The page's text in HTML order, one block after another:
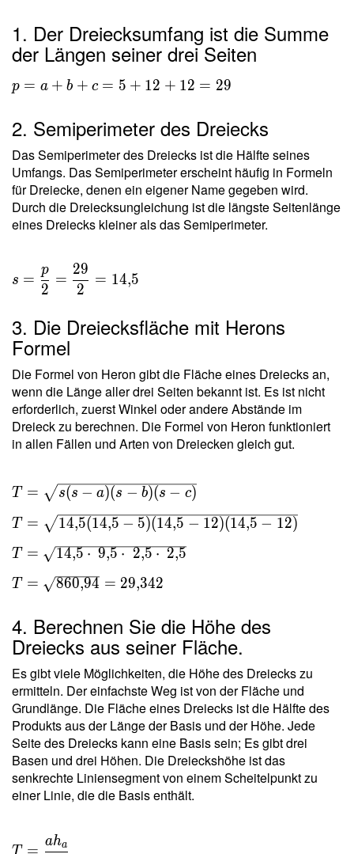
1. Der Dreiecksumfang ist die Summe
der Längen seiner drei Seiten
p = a + b + c = 5 + 12 + 12 = 29
2. Semiperimeter des Dreiecks
Das Semiperimeter des Dreiecks ist die Hälfte seines
Umfangs. Das Semiperimeter erscheint häufig in Formeln
für Dreiecke, denen ein eigener Name gegeben wird.
Durch die Dreiecksungleichung ist die längste Seitenlänge
eines Dreiecks kleiner als das Semiperimeter.
\dfrac{
} =
\dfrac{
} =
14{,}5
s =
2
p
=
2
29
= 14,5
3. Die Dreiecksfläche mit Herons
Formel
Die Formel von Heron gibt die Fläche eines Dreiecks an,
wenn die Länge aller drei Seiten bekannt ist. Es ist nicht
erforderlich, zuerst Winkel oder andere Abstände im
Dreieck zu berechnen. Die Formel von Heron funktioniert
in allen Fällen und Arten von Dreiecken gleich gut.
T = \sqrt{ s(s-
\\ T = \sqrt{
14{,}5(14{,}5-
5)(14{,}5-12)
(14{,}5-12) }
\sqrt{ 14{,}5
\cdot \ 9{,}5
\cdot \ 2{,}5
\cdot \ 2{,}5
} \ \\ T =
\sqrt{
860{,}94 } =
29{,}342
T = s(s − a)(s − b)(s − c)
T = 14,5(14,5 − 5)(14,5 − 12)(14,5 − 12)
T = 14,5⋅ 9,5⋅ 2,5⋅ 2,5
T = 860,94 = 29,342
4. Berechnen Sie die Höhe des
Dreiecks aus seiner Fläche.
Es gibt viele Möglichkeiten, die Höhe des Dreiecks zu
ermitteln. Der einfachste Weg ist von der Fläche und
Grundlänge. Die Fläche eines Dreiecks ist die Hälfte des
Produkts aus der Länge der Basis und der Höhe. Jede
Seite des Dreiecks kann eine Basis sein; Es gibt drei
Basen und drei Höhen. Die Dreieckshöhe ist das
senkrechte Liniensegment von einem Scheitelpunkt zu
einer Linie, die die Basis enthält.
T =
aha